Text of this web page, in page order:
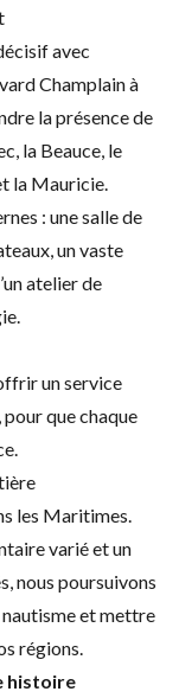
avec
Champlain à
la présence de
la Beauce, le
la Mauricie.
: une salle de
un vaste
atelier de
un service
que chaque
les Maritimes.
varié et un
nous poursuivons
et mettre
régions.
histoire